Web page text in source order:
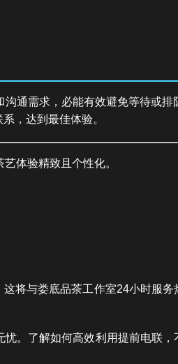
通需求，必能有效避免等待或排
，达到最佳体验。
体验精致且个性化。
将与娄底品茶工作室24小时服
。了解如何高效利用提前电联，